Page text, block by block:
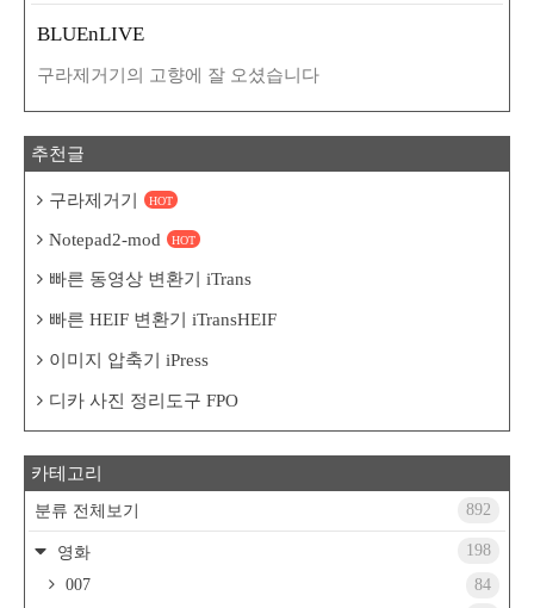
BLUEnLIVE
구라제거기의 고향에 잘 오셨습니다
추천글
구라제거기 HOT
Notepad2-mod HOT
빠른 동영상 변환기 iTrans
빠른 HEIF 변환기 iTransHEIF
이미지 압축기 iPress
디카 사진 정리도구 FPO
카테고리
분류 전체보기 892
영화
198
007
84